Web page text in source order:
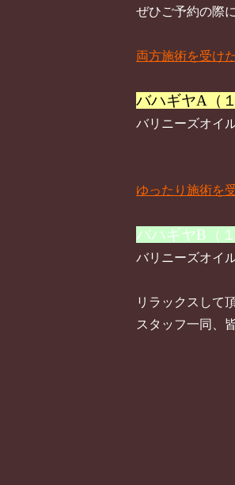
ぜひご予約の際
両方施術を受け
バハギヤA（
バリニーズオイ
ゆったり施術を
バハギヤB（
バリニーズオイ
リラックスして
スタッフ一同、